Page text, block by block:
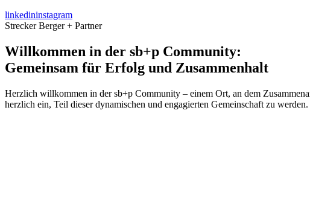
linkedininstagram
Strecker Berger + Partner
Willkommen in der sb+p Community:
Gemeinsam für Erfolg und Zusammenhalt
Herzlich willkommen in der sb+p Community – einem Ort, an dem
herzlich ein, Teil dieser dynamischen und engagierten Gemeinschaft zu werden.